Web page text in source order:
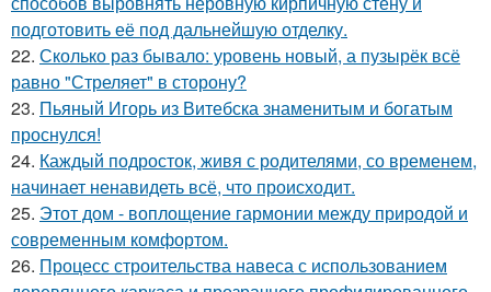
подготовить её под дальнейшую отделку.
22. Сколько раз бывало: уровень новый, а пузырёк всё
равно "Стреляет" в сторону?
23. Пьяный Игорь из Витебска знаменитым и богатым
проснулся!
24. Каждый подросток, живя с родителями, со временем,
начинает ненавидеть всё, что происходит.
25. Этот дом - воплощение гармонии между природой и
современным комфортом.
26. Процесс строительства навеса с использованием